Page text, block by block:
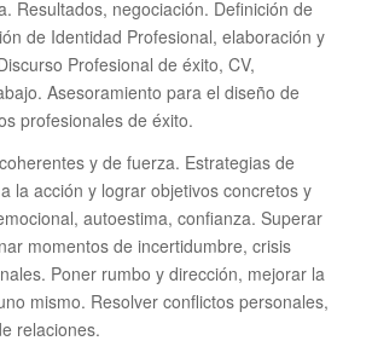
Resultados, negociación. Definición de
de Identidad Profesional, elaboración y
Profesional de éxito, CV,
Asesoramiento para el diseño de
profesionales de éxito.
y de fuerza. Estrategias de
la acción y lograr objetivos concretos y
autoestima, confianza. Superar
momentos de incertidumbre, crisis
Poner rumbo y dirección, mejorar la
mismo. Resolver conflictos personales,
relaciones.